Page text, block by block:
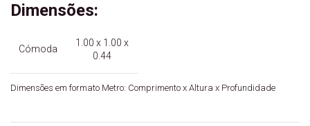
Dimensões:
Cómoda
1.00 x 1.00 x
0.44
Dimensões em formato Metro: Comprimento x Altura x Profundidade